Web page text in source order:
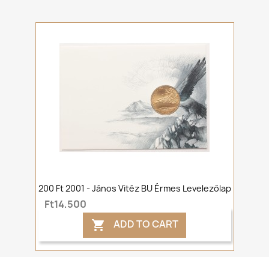
200 Ft 2001 - János Vitéz BU Érmes Levelezőlap
Ft14,500
 ADD TO CART